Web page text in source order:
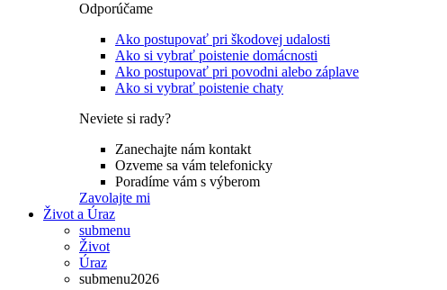
Odporúčame
Ako postupovať pri škodovej udalosti
Ako si vybrať poistenie domácnosti
Ako postupovať pri povodni alebo záplave
Ako si vybrať poistenie chaty
Neviete si rady?
Zanechajte nám kontakt
Ozveme sa vám telefonicky
Poradíme vám s výberom
Zavolajte mi
Život a Úraz
submenu
Život
Úraz
submenu2026